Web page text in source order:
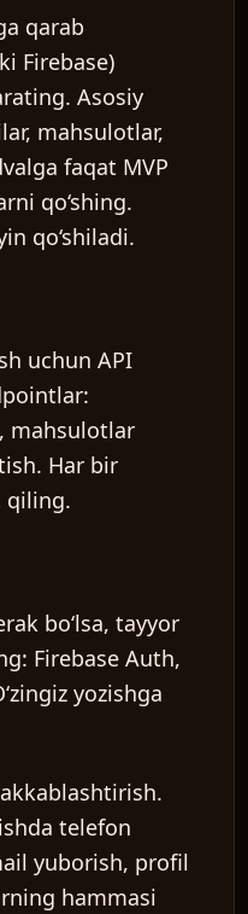
qarab
Firebase)
Asosiy
mahsulotlar,
faqat MVP
qo‘shing.
qo‘shiladi.
uchun API
mahsulotlar
Har bir
qiling.
bo‘lsa, tayyor
Firebase Auth,
yozishga
telefon
yuborish, profil
hammasi